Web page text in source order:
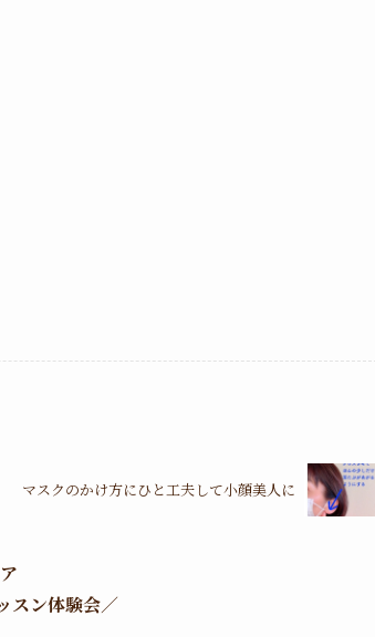
マスクのかけ方にひと工夫して小顔美人に
スン体験会／